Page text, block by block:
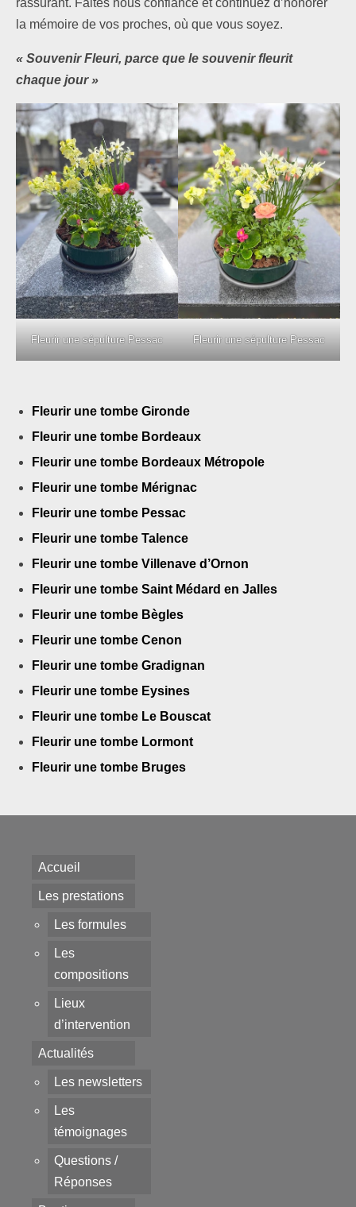
la mémoire de vos proches, où que vous soyez.
« Souvenir Fleuri, parce que le souvenir fleurit
chaque jour »
Fleurir une sépulture Pessac Fleurir une sépulture Pessac
Fleurir une tombe Gironde
Fleurir une tombe Bordeaux
Fleurir une tombe Bordeaux Métropole
Fleurir une tombe Mérignac
Fleurir une tombe Pessac
Fleurir une tombe Talence
Fleurir une tombe Villenave d’Ornon
Fleurir une tombe Saint Médard en Jalles
Fleurir une tombe Bègles
Fleurir une tombe Cenon
Fleurir une tombe Gradignan
Fleurir une tombe Eysines
Fleurir une tombe Le Bouscat
Fleurir une tombe Lormont
Fleurir une tombe Bruges
Accueil
Les prestations
Les formules
Les
compositions
Lieux
d’intervention
Actualités
Les newsletters
Les
témoignages
Questions /
Réponses